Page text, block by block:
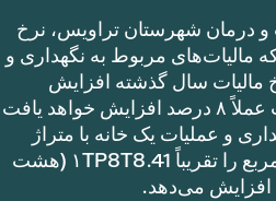
و درمان شهرستان تراویس، نرخ
مالیات‌های مربوط به نگهداری و
مالیات سال گذشته افزایش
می‌دهد. این نرخ مالیات عملاً ۸ درصد افزایش خواهد یافت
و عملیات یک خانه با متراژ
۱TP8T100,000 متر مربع را تقریباً ۱TP8T8.41 (هشت
می‌دهد.